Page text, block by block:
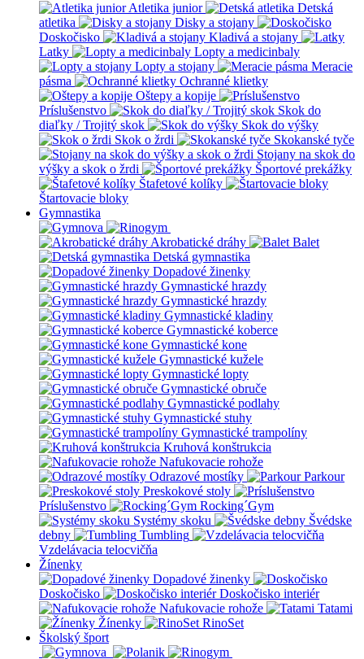
Atletika junior
Detská
atletika
Disky a stojany
Doskočisko
Kladivá a stojany
Latky
Lopty a medicinbaly
Lopty a stojany
Meracie
pásma
Ochranné klietky
Oštepy a kopije
Príslušenstvo
Skok do
diaľky / Trojitý skok
Skok do výšky
Skok o žrdi
Skokanské tyče
Stojany na skok do
výšky a skok o žrdi
Športové prekážky
Štafetové kolíky
Štartovacie bloky
Gymnastika
Akrobatické dráhy
Balet
Detská gymnastika
Dopadové žinenky
Gymnastické hrazdy
Gymnastické hrazdy
Gymnastické kladiny
Gymnastické koberce
Gymnastické kone
Gymnastické kužele
Gymnastické lopty
Gymnastické obruče
Gymnastické podlahy
Gymnastické stuhy
Gymnastické trampolíny
Kruhová konštrukcia
Nafukovacie rohože
Odrazové mostíky
Parkour
Preskokové stoly
Príslušenstvo
Rocking´Gym
Systémy skoku
Švédske
debny
Tumbling
Vzdelávacia telocvičňa
Žínenky
Dopadové žinenky
Doskočisko
Doskočisko interiér
Nafukovacie rohože
Tatami
Žínenky
RinoSet
Školský šport